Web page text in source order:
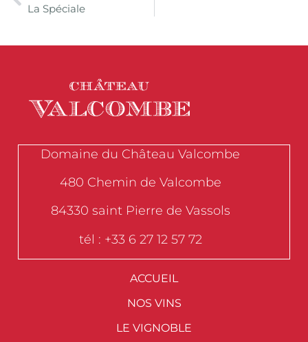
La Spéciale
Domaine du Château Valcombe
480 Chemin de Valcombe
84330 saint Pierre de Vassols
tél : +33 6 27 12 57 72
ACCUEIL
NOS VINS
LE VIGNOBLE